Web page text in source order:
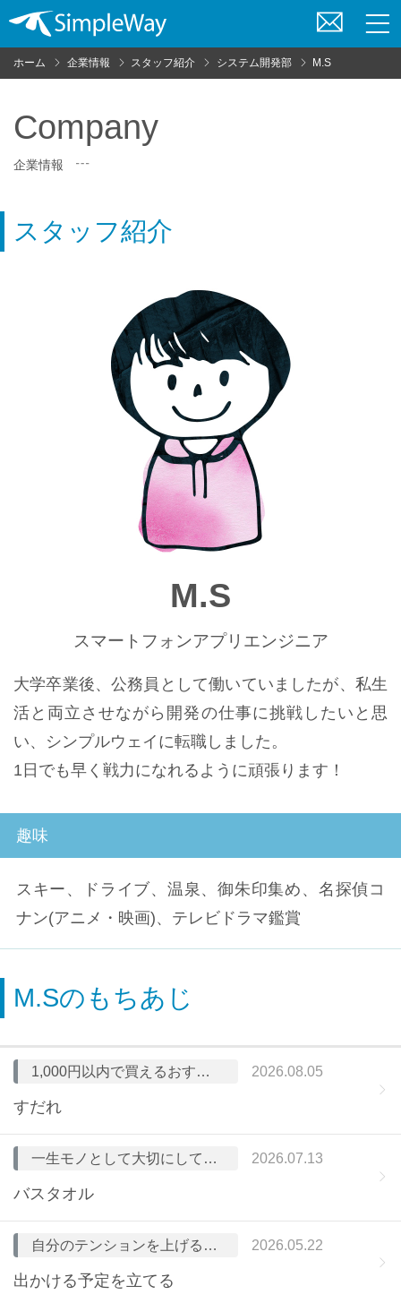
お
問
い
ホーム 企業情報 スタッフ紹介 システム開発部 M.S
Company
企業情報
スタッフ紹介
M.S
スマートフォンアプリエンジニア
大学卒業後、公務員として働いていましたが、私生
活と両立させながら開発の仕事に挑戦したいと思
い、シンプルウェイに転職しました。
1日でも早く戦力になれるように頑張ります！
今
後
の
目
標
ど
趣味
スキー、ドライブ、温泉、御朱印集め、名探偵コ
ナン(アニメ・映画)、テレビドラマ鑑賞
M.Sのもちあじ
1,000円以内で買えるおすすめ品 2026.08.05
すだれ
一生モノとして大切にしている（したい）アイテム 2026.07.13
バスタオル
自分のテンションを上げる方法 2026.05.22
出かける予定を立てる